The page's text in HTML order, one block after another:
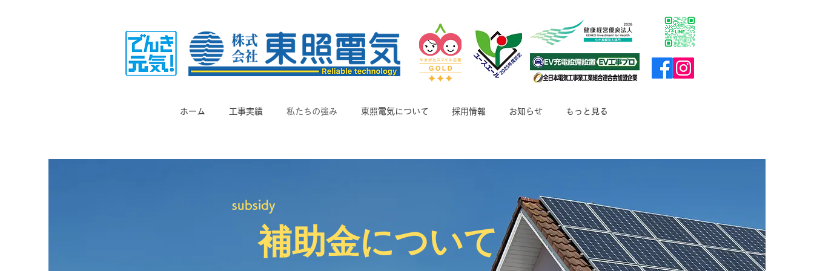
subsidy
補助金について
ホーム 工事実績 私たちの強み 東照電気について 採用情報 お知らせ もっと見る